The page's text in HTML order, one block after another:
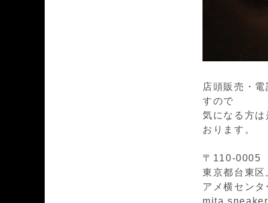
店頭販売・
す
気になる方
おります。
〒110-0005
東京都台東
アメ横セン
mita